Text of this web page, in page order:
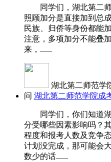
同学们，湖北第二师
照顾加分是直接加到总
民族、归侨等身份都能
注意，多项加分不能叠
来，......
湖北第二师范学
问 湖北第二师范学院成
同学们，你们知道湖
分受哪些因素影响吗？
程度和报考人数及竞争
计划没完成，那可能会
数少的话......